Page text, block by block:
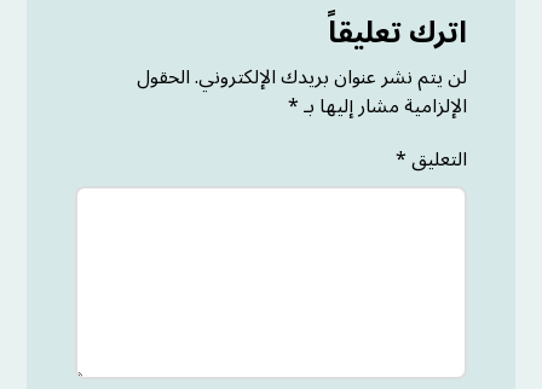
اترك تعليقاً
لن يتم نشر عنوان بريدك الإلكتروني.الحقول
الإلزامية مشار إليها بـ*
التعليق*